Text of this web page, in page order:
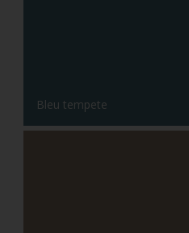
Bleu tempete